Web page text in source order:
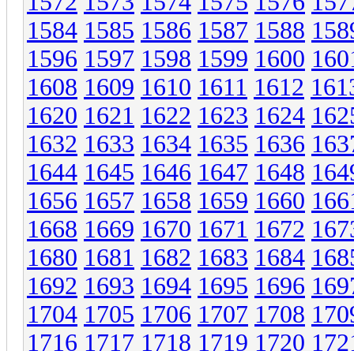
1584 1585 1586 1587 1588
1596 1597 1598 1599 1600
1608 1609 1610 1611 1612
1620 1621 1622 1623 1624
1632 1633 1634 1635 1636
1644 1645 1646 1647 1648
1656 1657 1658 1659 1660
1668 1669 1670 1671 1672
1680 1681 1682 1683 1684
1692 1693 1694 1695 1696
1704 1705 1706 1707 1708
1716 1717 1718 1719 1720